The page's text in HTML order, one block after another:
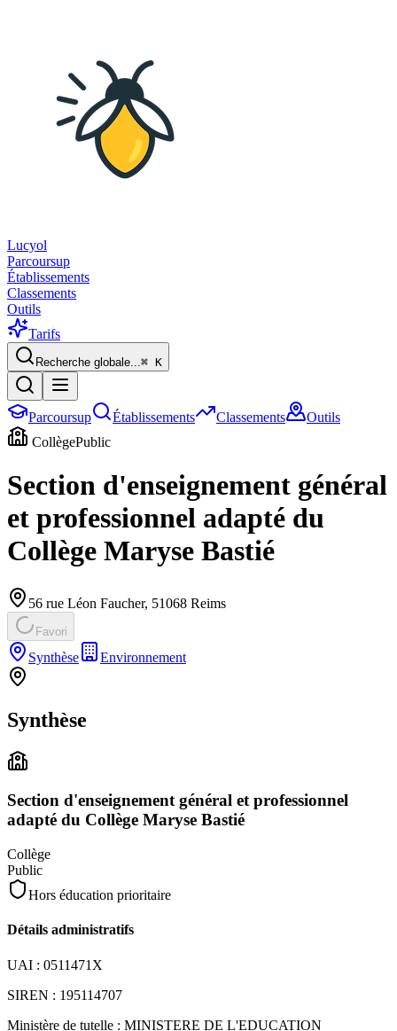
Lucyol
Parcoursup
Établissements
Classements
Outils
Tarifs
Recherche globale...⌘ K
Parcoursup Établissements Classements
Outils
CollègePublic
Section d'enseignement général
et professionnel adapté du
Collège Maryse Bastié
56 rue Léon Faucher, 51068 Reims
Favori
Synthèse Environnement
Synthèse
Section d'enseignement général et professionnel
adapté du Collège Maryse Bastié
Collège
Public
Hors éducation prioritaire
Détails administratifs
UAI : 0511471X
SIREN : 195114707
Ministère de tutelle : MINISTERE DE L'EDUCATION